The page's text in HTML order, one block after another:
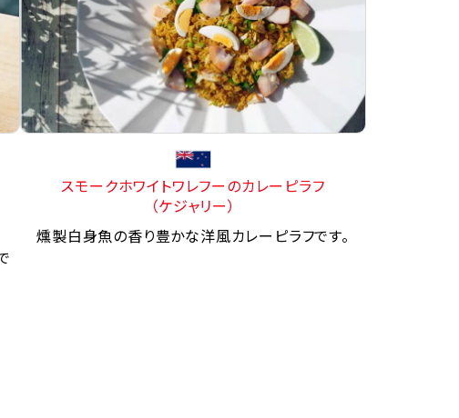
スモークホワイトワレフーのカレーピラフ
（ケジャリー）
燻製白身魚の香り豊かな洋風カレーピラフです。